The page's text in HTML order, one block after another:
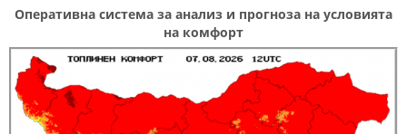
Оперативна система за анализ и прогноза на условията
на комфорт